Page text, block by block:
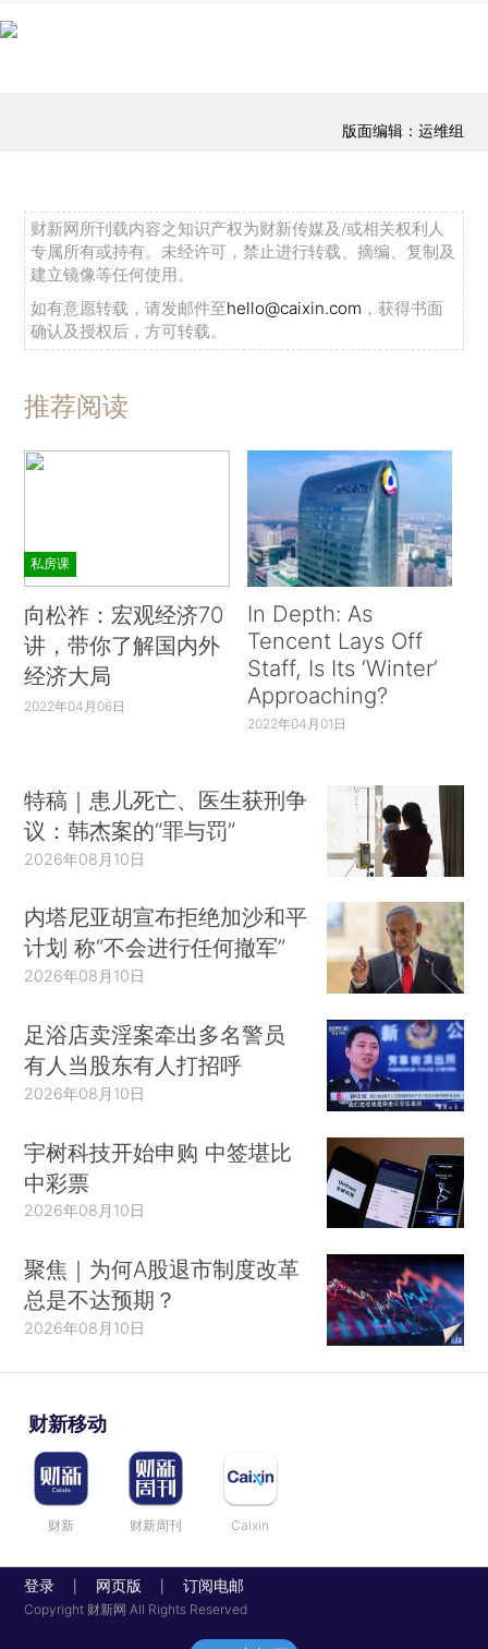
版面编辑：运维组
财新网所刊载内容之知识产权为财新传媒及/或相关权利人
专属所有或持有。未经许可，禁止进行转载、摘编、复制及
建立镜像等任何使用。
如有意愿转载，请发邮件至hello@caixin.com ，获得书面
确认及授权后，方可转载。
推荐阅读
私房课
向松祚：宏观经济70
讲，带你了解国内外
经济大局
2022年04月06日
In Depth: As
Tencent Lays Off
Staff, Is Its ‘Winter’
Approaching?
2022年04月01日
特稿｜患儿死亡、医生获刑争
议：韩杰案的“罪与罚”
2026年08月10日
内塔尼亚胡宣布拒绝加沙和平
计划 称“不会进行任何撤军”
2026年08月10日
足浴店卖淫案牵出多名警员
有人当股东有人打招呼
2026年08月10日
宇树科技开始申购 中签堪比
中彩票
2026年08月10日
聚焦｜为何A股退市制度改革
总是不达预期？
2026年08月10日
财新移动
财新 财新周刊 Caixin
登录 网页版 订阅电邮
Copyright 财新网 All Rights Reserved